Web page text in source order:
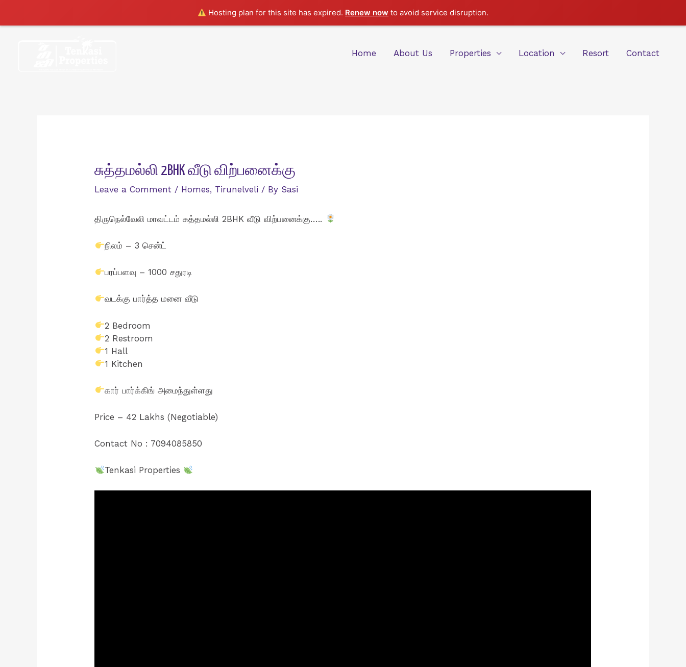
Hosting plan for this site has expired. Renew now to avoid service disruption.
Home About Us Properties Location Resort Contact
சுத்தமல்லி 2BHK வீடு விற்பனைக்கு
Leave a Comment / Homes, Tirunelveli / By Sasi
திருநெல்வேலி மாவட்டம் சுத்தமல்லி 2BHK வீடு விற்பனைக்கு…..
நிலம் – 3 சென்ட்
பரப்பளவு – 1000 சதுரடி
வடக்கு பார்த்த மனை வீடு
2 Bedroom
2 Restroom
1 Hall
1 Kitchen
கார் பார்க்கிங் அமைந்துள்ளது
Price – 42 Lakhs (Negotiable)
Contact No : 7094085850
Tenkasi Properties